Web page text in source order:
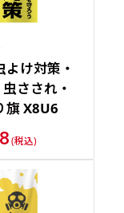
よけ対策・
さされ・
旗 X8U6
(税込)